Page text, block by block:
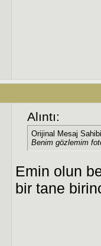
Alıntı:
Orijinal Mesaj
Benim gözlemim
Emin olun
bir tane